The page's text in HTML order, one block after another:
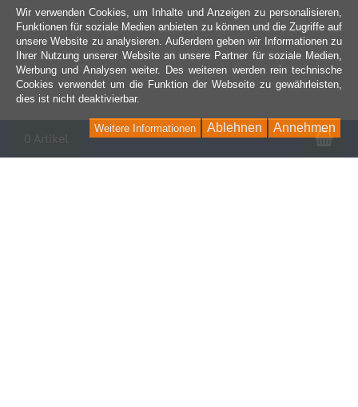
0 Artikel
Wir verwenden Cookies, um Inhalte und Anzeigen zu personalisieren,
Funktionen für soziale Medien anbieten zu können und die Zugriffe auf
unsere Website zu analysieren. Außerdem geben wir Informationen zu
Ihrer Nutzung unserer Website an unsere Partner für soziale Medien,
Werbung und Analysen weiter. Des weiteren werden rein technische
Cookies verwendet um die Funktion der Webseite zu gewährleisten,
dies ist nicht deaktivierbar.
Annehmen
Ablehnen
Weitere Informationen